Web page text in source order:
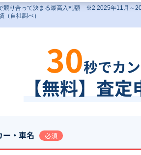
競り合って決まる最高入札額 ※2 2025年11月～
（自社調べ）
30秒でカ
【無料】査
ー・車名 必須